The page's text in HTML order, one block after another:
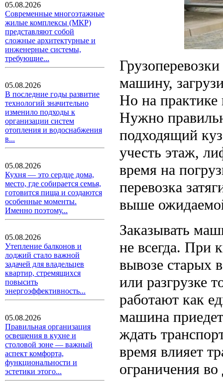
05.08.2026
Современные многоэтажные
жилые комплексы (МКР)
представляют собой
сложные архитектурные и
инженерные системы,
требующие...
05.08.2026
В последние годы развитие
технологий значительно
изменило подходы к
организации систем
отопления и водоснабжения
в...
05.08.2026
Кухня — это сердце дома,
место, где собирается семья,
готовится пища и создаются
особенные моменты.
Именно поэтому...
05.08.2026
Утепление балконов и
лоджий стало важной
задачей для владельцев
квартир, стремящихся
повысить
энергоэффективность...
05.08.2026
Правильная организация
освещения в кухне и
столовой зоне — важный
аспект комфорта,
функциональности и
эстетики этого...
машину,
Но на практике
Нужно
подходящий
учесть этаж,
время на
перевозка
выше
Заказывать
не всегда. При
вывозе старых
или разгрузке
работают как
машина
ждать
время влияет
ограничения во